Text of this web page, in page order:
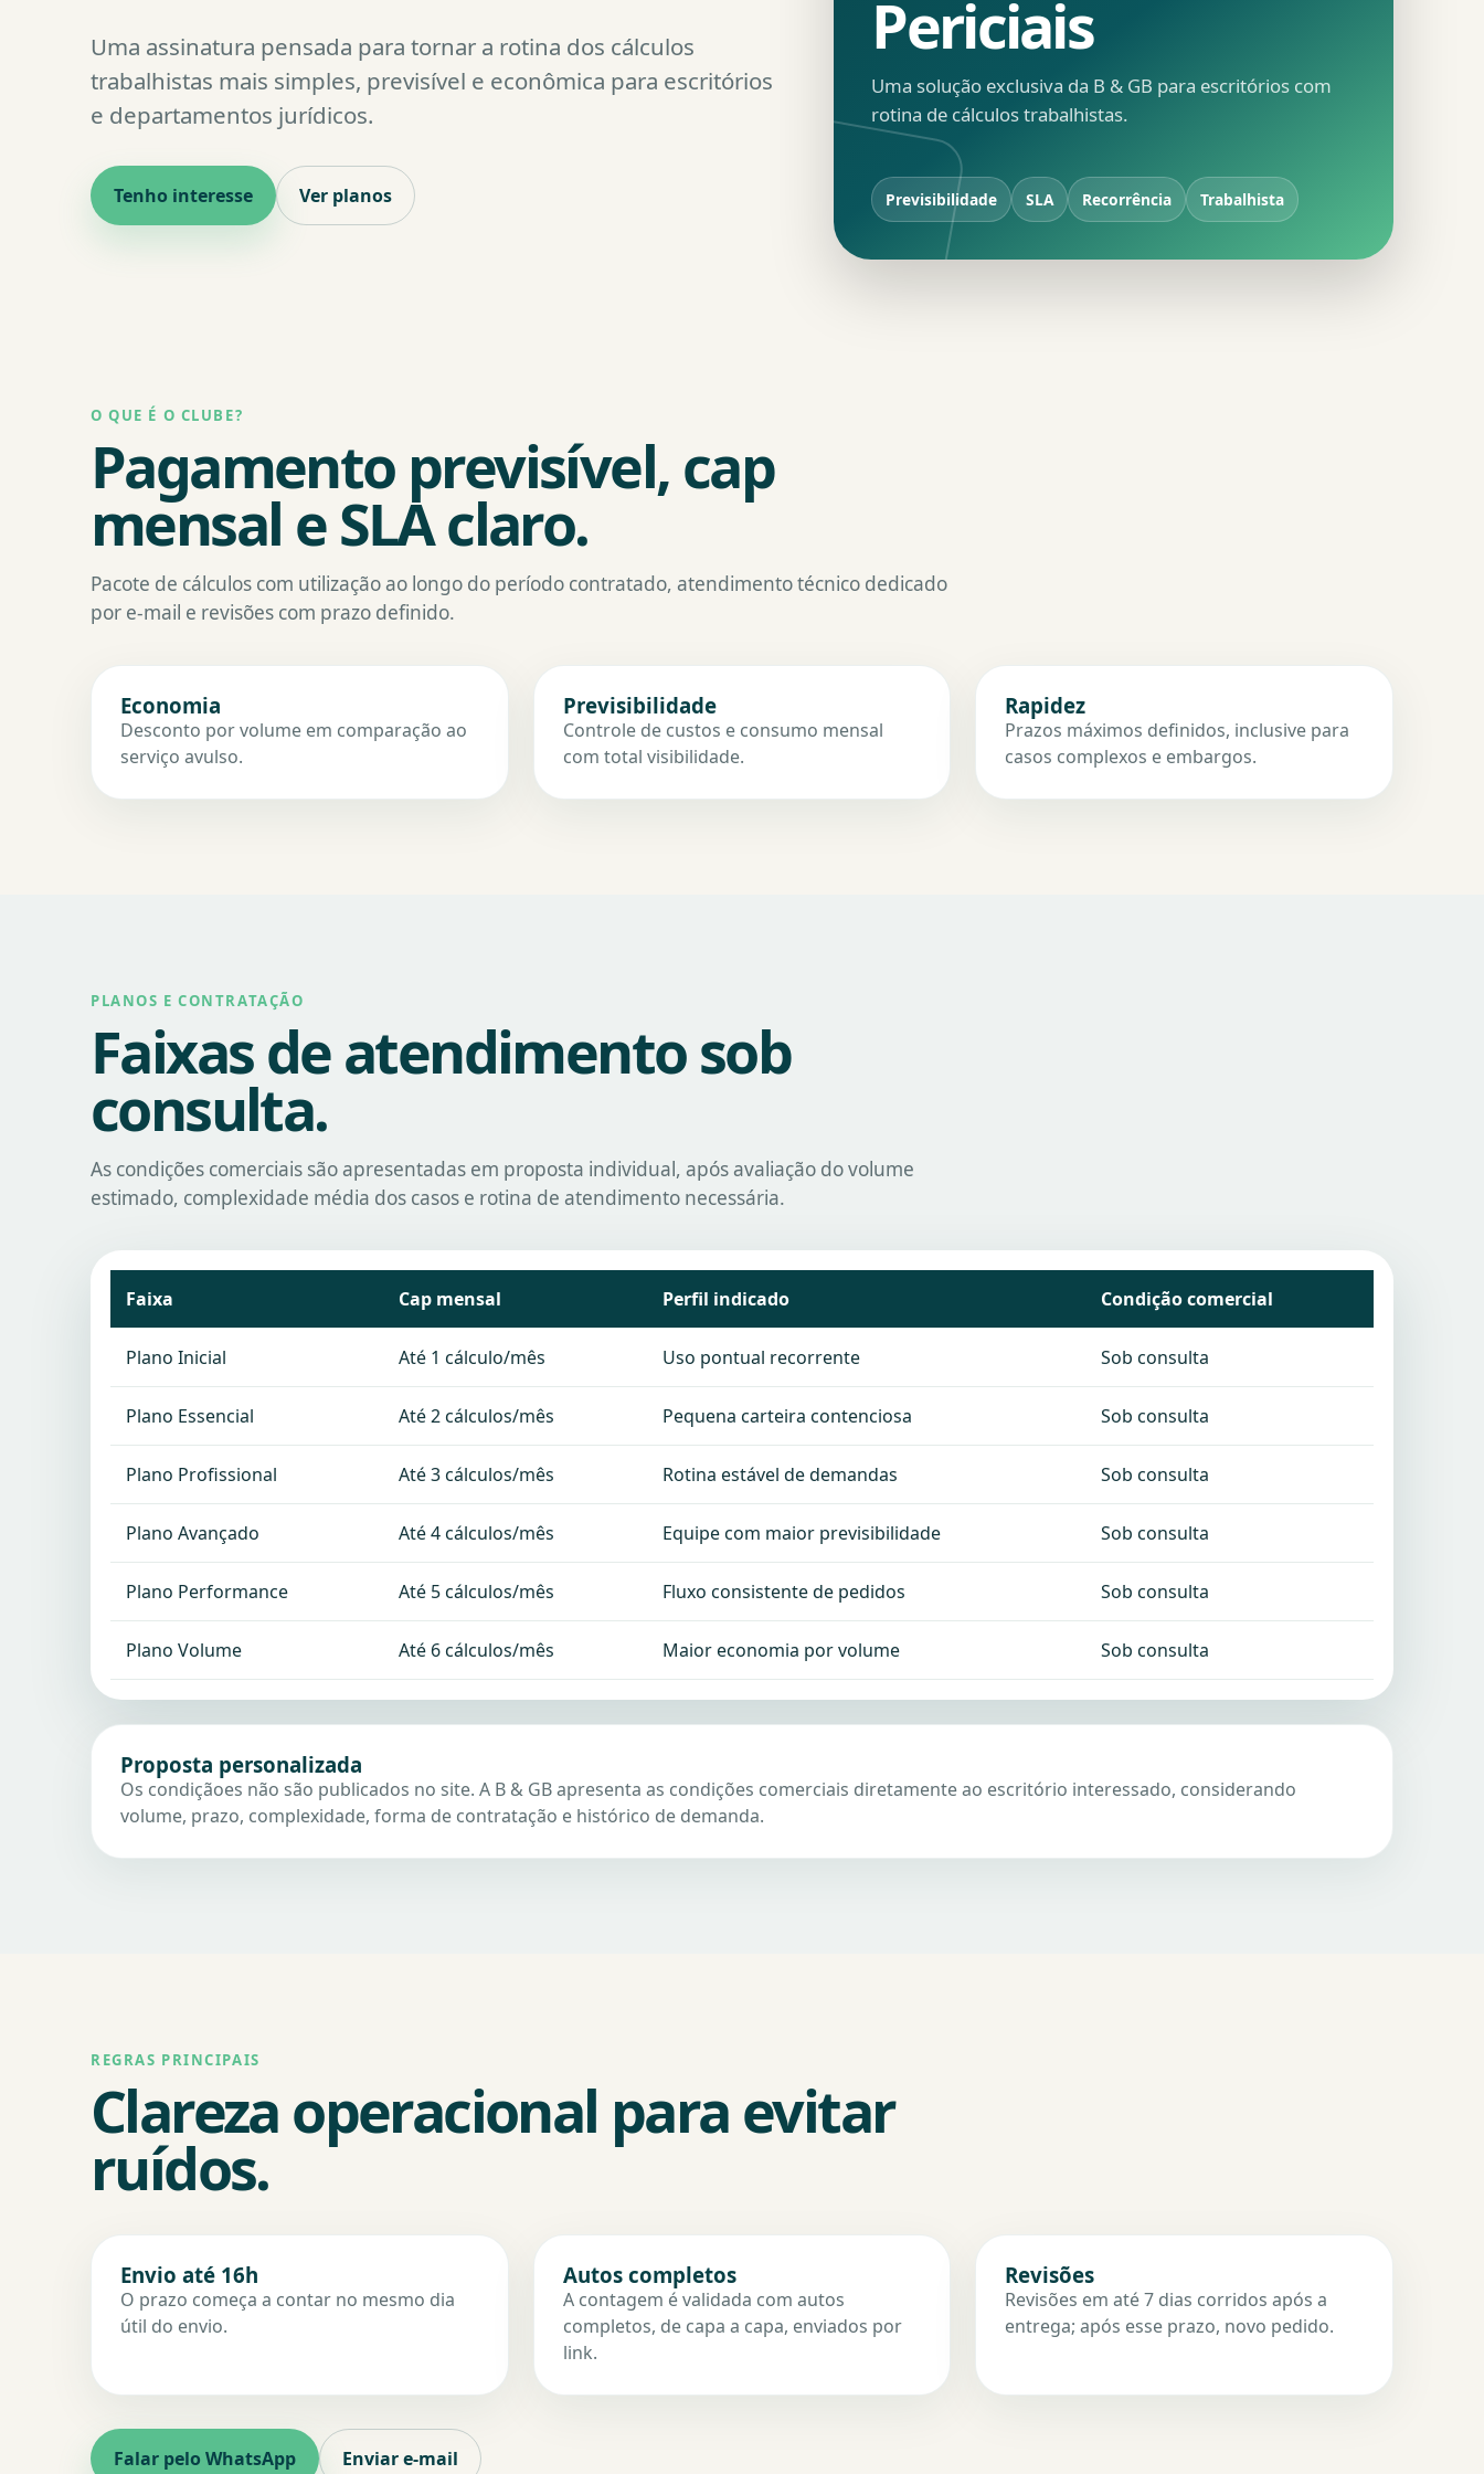
Uma assinatura pensada para tornar a rotina dos cálculos
trabalhistas mais simples, previsível e econômica para escritórios
e departamentos jurídicos.
Tenho interesse Ver planos
Periciais
Uma solução exclusiva da B & GB para escritórios com
rotina de cálculos trabalhistas.
Previsibilidade SLA Recorrência Trabalhista
O QUE É O CLUBE?
Pagamento previsível, cap
mensal e SLA claro.
Pacote de cálculos com utilização ao longo do período contratado, atendimento técnico dedicado
por e-mail e revisões com prazo definido.
Economia
Desconto por volume em comparação ao
serviço avulso.
Previsibilidade
Controle de custos e consumo mensal
com total visibilidade.
Rapidez
Prazos máximos definidos, inclusive para
casos complexos e embargos.
PLANOS E CONTRATAÇÃO
Faixas de atendimento sob
consulta.
As condições comerciais são apresentadas em proposta individual, após avaliação do volume
estimado, complexidade média dos casos e rotina de atendimento necessária.
Faixa Cap mensal Perfil indicado Condição comercial
Plano Inicial Até 1 cálculo/mês Uso pontual recorrente Sob consulta
Plano Essencial Até 2 cálculos/mês Pequena carteira contenciosa Sob consulta
Plano Profissional Até 3 cálculos/mês Rotina estável de demandas Sob consulta
Plano Avançado Até 4 cálculos/mês Equipe com maior previsibilidade Sob consulta
Plano Performance Até 5 cálculos/mês Fluxo consistente de pedidos Sob consulta
Plano Volume Até 6 cálculos/mês Maior economia por volume Sob consulta
Proposta personalizada
Os condiçãoes não são publicados no site. A B & GB apresenta as condições comerciais diretamente ao escritório interessado, considerando
volume, prazo, complexidade, forma de contratação e histórico de demanda.
REGRAS PRINCIPAIS
Clareza operacional para evitar
ruídos.
Envio até 16h
O prazo começa a contar no mesmo dia
útil do envio.
Autos completos
A contagem é validada com autos
completos, de capa a capa, enviados por
link.
Revisões
Revisões em até 7 dias corridos após a
entrega; após esse prazo, novo pedido.
Falar pelo WhatsApp Enviar e-mail